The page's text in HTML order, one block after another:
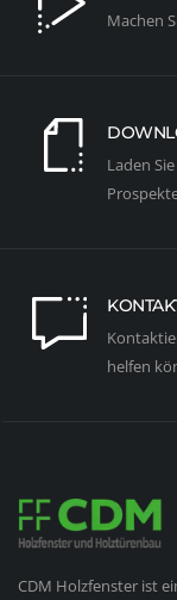
Machen
Laden
helfen
CDM Holzfenster ist